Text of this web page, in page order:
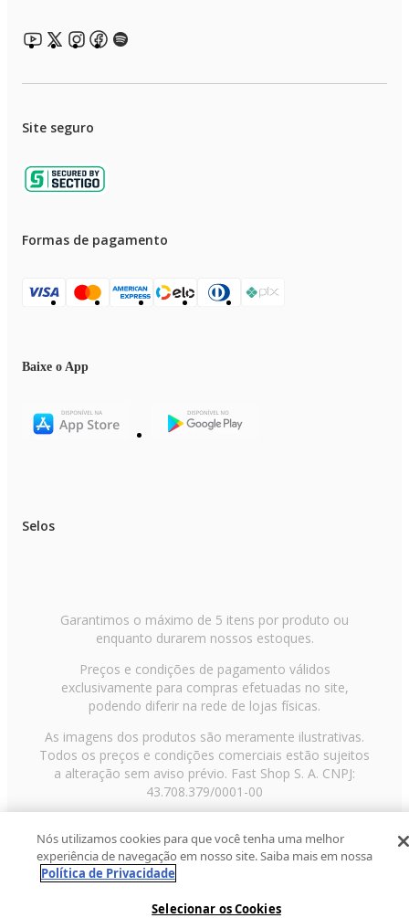
Site seguro
Formas de pagamento
Baixe o App
Selos
Garantimos o máximo de 5 itens por produto ou
enquanto durarem nossos estoques.
Preços e condições de pagamento válidos
exclusivamente para compras efetuadas no site,
podendo diferir na rede de lojas físicas.
As imagens dos produtos são meramente ilustrativas.
Todos os preços e condições comerciais estão sujeitos
a alteração sem aviso prévio. Fast Shop S. A. CNPJ:
43.708.379/0001-00
Paulo/SP, CEP 02029-001, Telefone: 11 3003-3728 ©
2013 Fast Shop - Todos os direitos reservadosRF
Nós utilizamos cookies para que você tenha uma melhor
experiência de navegação em nosso site. Saiba mais em nossa
Política de Privacidade
Selecionar os Cookies